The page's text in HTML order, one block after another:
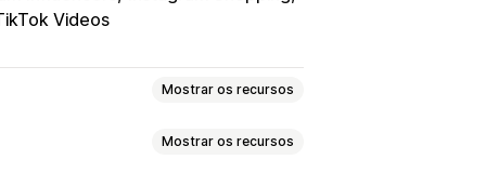
Videos
Mostrar os recursos
Mostrar os recursos